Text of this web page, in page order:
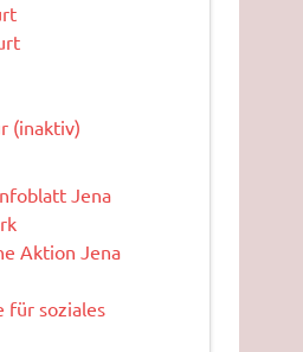
(inaktiv)
Jena
Aktion Jena
für soziales